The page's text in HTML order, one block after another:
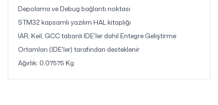
Depolama ve Debug bağlantı noktası
STM32 kapsamlı yazılım HAL kitaplığı
IAR, Keil, GCC tabanlı IDE'ler dahil Entegre Geliştirme
Ortamları (IDE'ler) tarafından desteklenir
Ağırlık: 0,07575 Kg